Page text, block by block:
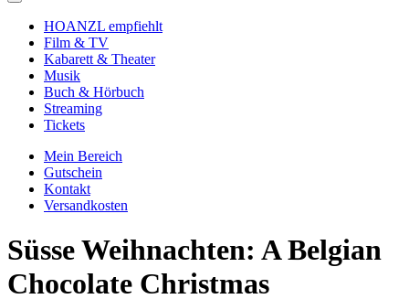
HOANZL empfiehlt
Film & TV
Kabarett & Theater
Musik
Buch & Hörbuch
Streaming
Tickets
Mein Bereich
Gutschein
Kontakt
Versandkosten
Süsse Weihnachten: A Belgian
Chocolate Christmas